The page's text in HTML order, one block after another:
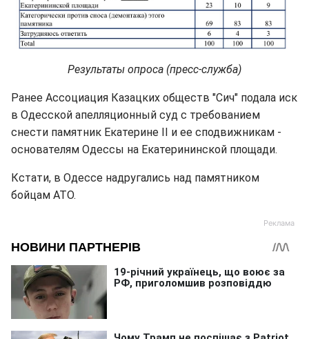
Результаты опроса (пресс-служба)
Ранее Ассоциация Казацких обществ "Сич" подала иск
в Одесской апелляционный суд с требованием
снести памятник Екатерине II и ее сподвижникам -
основателям Одессы на Екатерининской площади.
Кстати, в Одессе надругались над памятником
бойцам АТО.